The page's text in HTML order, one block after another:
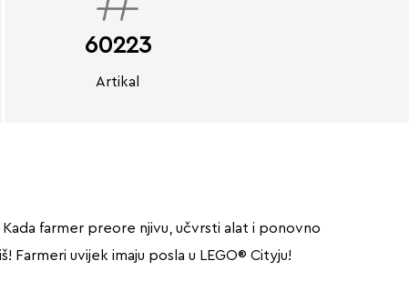
60223
Artikal
farmer preore njivu, učvrsti alat i ponovno
uvijek imaju posla u LEGO® Cityju!